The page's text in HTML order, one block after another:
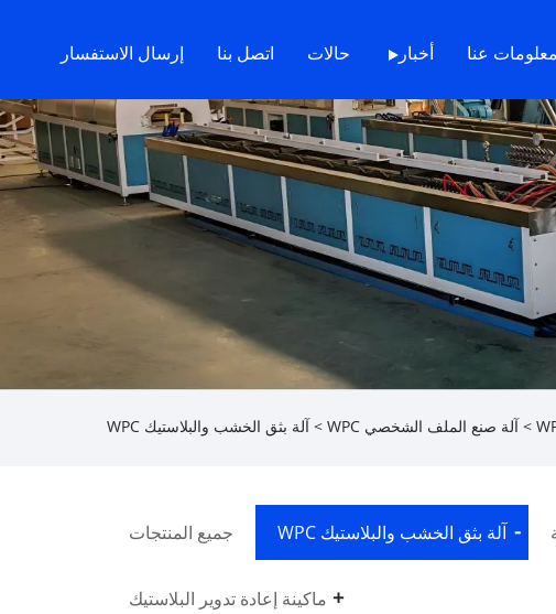
معلومات عنا أخبار حالات اتصل بنا إرسال الاستفسار
>آلة صنع الملف الشخصي WPC > آلة بثق الخشب والبلاستيك WPC
جميع المنتجات آلة بثق الخشب والبلاستيك WPC
ماكينة إعادة تدوير البلاستيك